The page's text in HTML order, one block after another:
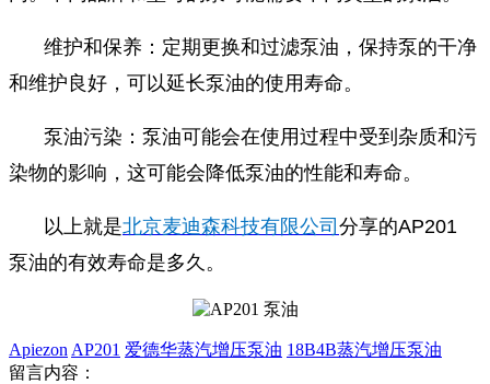
维护和保养：定期更换和过滤泵油，保持泵的干净
和维护良好，可以延长泵油的使用寿命。
泵油污染：泵油可能会在使用过程中受到杂质和污
染物的影响，这可能会降低泵油的性能和寿命。
以上就是北京麦迪森科技有限公司 分享的AP201
泵油的有效寿命是多久。
Apiezon AP201 爱德华蒸汽增压泵油 18B4B蒸汽增压泵油
留言内容：